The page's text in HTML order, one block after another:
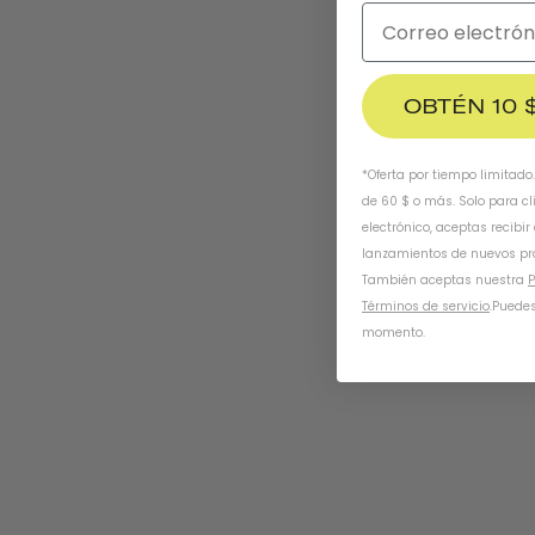
OBTÉN 10
*Oferta por tiempo
de 60 $ o más. Solo para
electrónico, aceptas recibir
lanzamientos de nuevos
También aceptas nuestra
Términos de servicio.
momento.